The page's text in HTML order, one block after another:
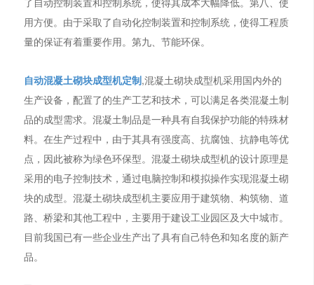
用方便。由于采取了自动化控制装置和控制系统，使得工程质
量的保证有着重要作用。第九、节能环保。
自动混凝土砌块成型机定制,混凝土砌块成型机采用国内外的
生产设备，配置了的生产工艺和技术，可以满足各类混凝土制
品的成型需求。混凝土制品是一种具有自我保护功能的特殊材
料。在生产过程中，由于其具有强度高、抗腐蚀、抗静电等优
点，因此被称为绿色环保型。混凝土砌块成型机的设计原理是
采用的电子控制技术，通过电脑控制和模拟操作实现混凝土砌
块的成型。混凝土砌块成型机主要应用于建筑物、构筑物、道
路、桥梁和其他工程中，主要用于建设工业园区及大中城市。
目前我国已有一些企业生产出了具有自己特色和知名度的新产
品。